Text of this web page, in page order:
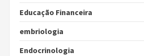
Educação Financeira
embriologia
Endocrinologia